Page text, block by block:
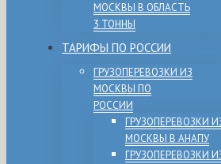
МОСКВЫ В ОБЛАСТЬ
3 ТОННЫ
ТАРИФЫ ПО РОССИИ
ГРУЗОПЕРЕВОЗКИ ИЗ
МОСКВЫ ПО
РОССИИ
ГРУЗОПЕРЕВОЗКИ
МОСКВЫ В АНАПУ
ГРУЗОПЕРЕВОЗКИ